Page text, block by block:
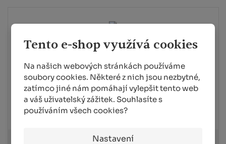
Tento e-shop využívá cookies
Na našich webových stránkách používáme
soubory cookies. Některé z nich jsou nezbytné,
zatímco jiné nám pomáhají vylepšit tento web
a váš uživatelský zážitek. Souhlasíte s
používáním všech cookies?
Nastavení
ZC120049
BOFIX® - DVOUDĚLOŽNÉ
PLEVELE
SKLADEM